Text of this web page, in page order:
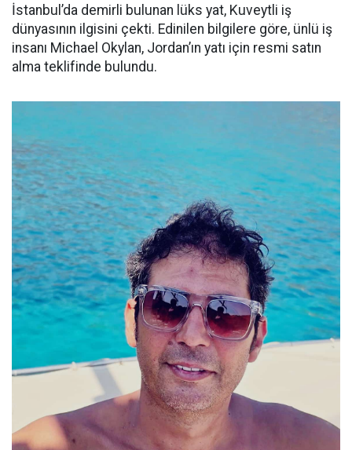
İstanbul’da demirli bulunan lüks yat, Kuveytli iş
dünyasının ilgisini çekti. Edinilen bilgilere göre, ünlü iş
insanı Michael Okylan, Jordan’ın yatı için resmi satın
alma teklifinde bulundu.